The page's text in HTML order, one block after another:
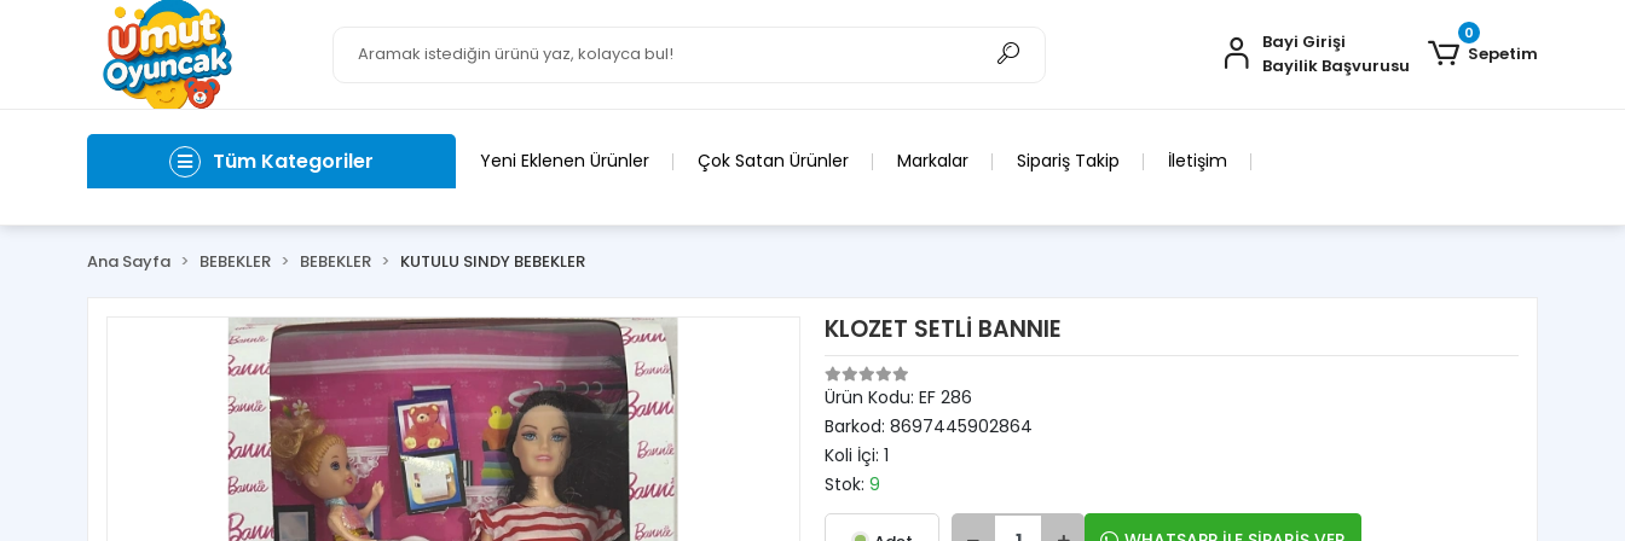
Bayi Girişi
Bayilik Başvurusu
0
Sepetim
Tüm Kategoriler Yeni Eklenen Ürünler Çok Satan Ürünler Markalar Sipariş Takip İletişim
Ana Sayfa BEBEKLER BEBEKLER KUTULU SINDY BEBEKLER
KLOZET SETLİ BANNIE
Ürün Kodu: EF 286
Barkod: 8697445902864
Koli İçi: 1
Stok: 9